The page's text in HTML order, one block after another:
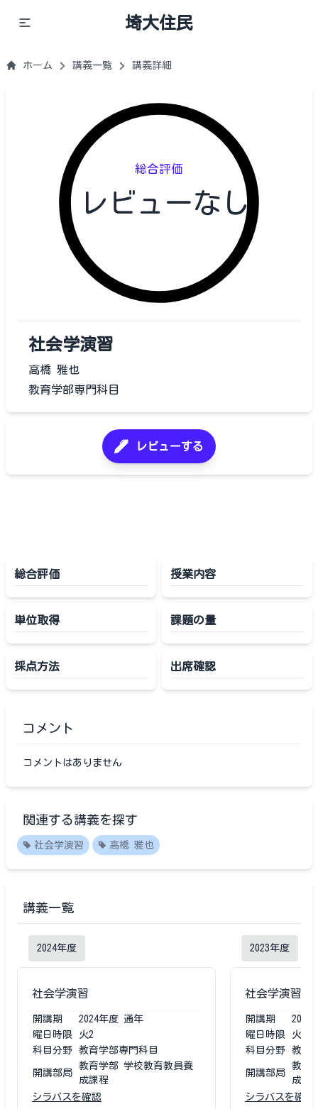
埼大住民
ホーム 講義一覧 講義詳細
総合評価
レビューなし
社会学演習
高橋 雅也
教育学部専門科目
レビューする
総合評価 授業内容
単位取得 課題の量
採点方法 出席確認
コメント
コメントはありません
関連する講義を探す
社会学演習 高橋 雅也
講義一覧
2024年度
社会学演習
開講期 2024年度 通年
曜日時限
火2
科目分野
教育学部専門科目
開講部局
教育学部 学校教育教員養
成課程
シラバスを確認
2023年度
社会学演習
開講期 2023
曜日時限
火2
科目分野
教育
開講部局
教育
成課
シラバスを確認